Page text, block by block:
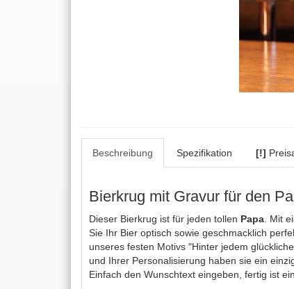
Beschreibung Spezifikation [!]
Bierkrug mit Gravur für den
Dieser Bierkrug ist für jeden tollen Papa . Mit
Sie Ihr Bier optisch sowie geschmacklich
unseres festen Motivs "Hinter jedem
und Ihrer Personalisierung haben sie ein
Einfach den Wunschtext eingeben, fertig ist